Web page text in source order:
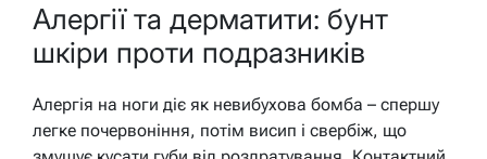
Алергії та дерматити: бунт
шкіри проти подразників
Алергія на ноги діє як невибухова бомба – спершу
легке почервоніння, потім висип і свербіж, що